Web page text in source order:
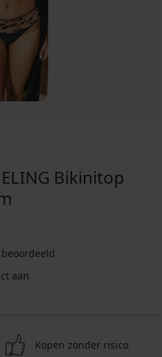
Bikinitop
aan
Kopen zonder risico